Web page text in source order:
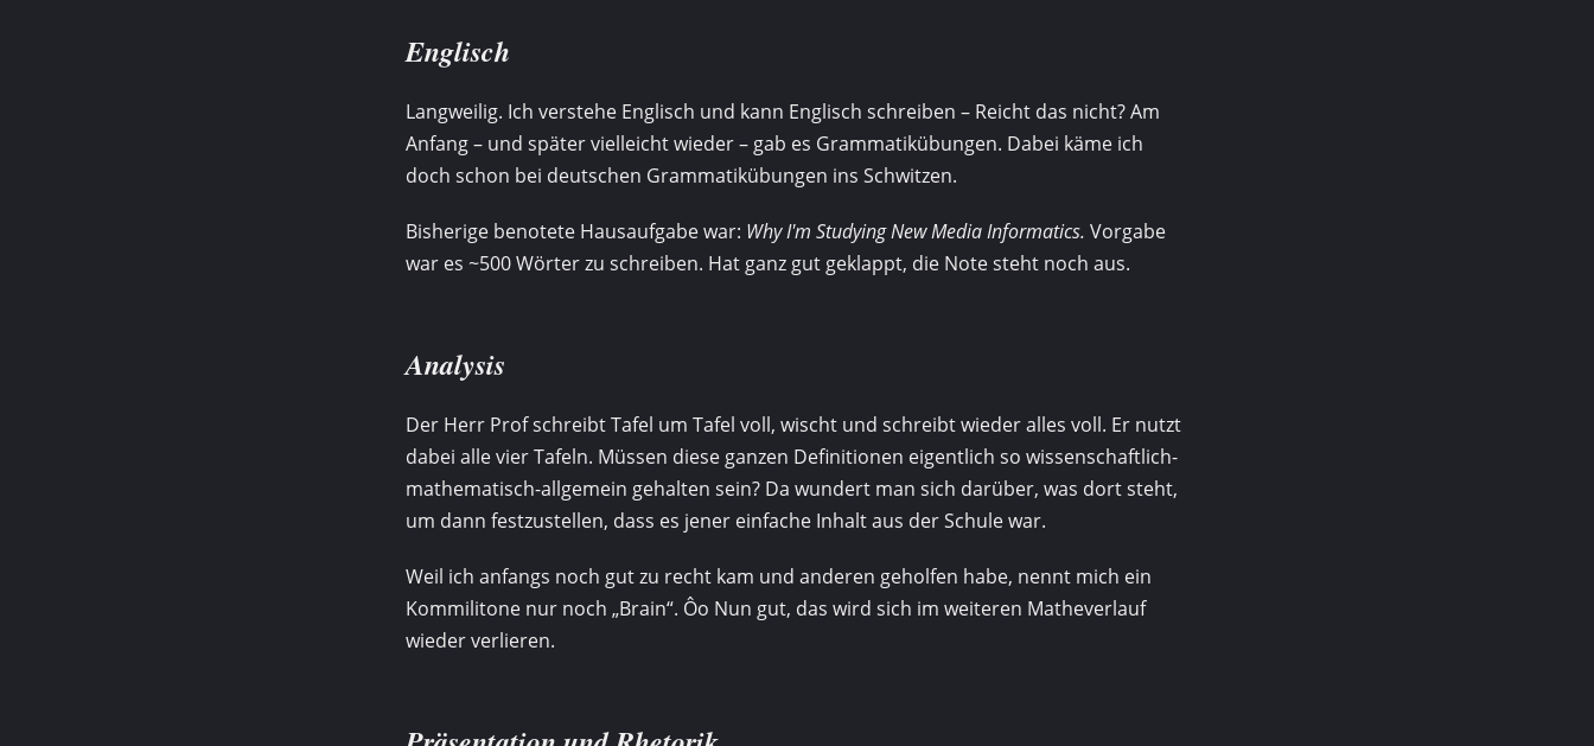
Englisch
Langweilig. Ich verstehe Englisch und kann Englisch schreiben – Reicht das nicht? Am
Anfang – und später vielleicht wieder – gab es Grammatikübungen. Dabei käme ich
doch schon bei deutschen Grammatikübungen ins Schwitzen.
Bisherige benotete Hausaufgabe war: Why I'm Studying New Media Informatics. Vorgabe
war es ~500 Wörter zu schreiben. Hat ganz gut geklappt, die Note steht noch aus.
Analysis
Der Herr Prof schreibt Tafel um Tafel voll, wischt und schreibt wieder alles voll. Er nutzt
dabei alle vier Tafeln. Müssen diese ganzen Definitionen eigentlich so wissenschaftlich-
mathematisch-allgemein gehalten sein? Da wundert man sich darüber, was dort steht,
um dann festzustellen, dass es jener einfache Inhalt aus der Schule war.
Weil ich anfangs noch gut zu recht kam und anderen geholfen habe, nennt mich ein
Kommilitone nur noch „Brain“. Ôo Nun gut, das wird sich im weiteren Matheverlauf
wieder verlieren.